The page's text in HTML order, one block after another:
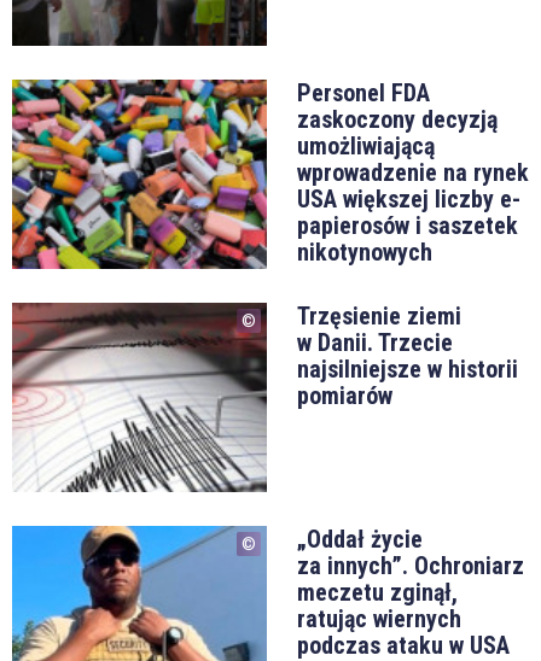
Personel FDA
zaskoczony decyzją
umożliwiającą
wprowadzenie na rynek
USA większej liczby e-
papierosów i saszetek
nikotynowych
Trzęsienie ziemi
w Danii. Trzecie
najsilniejsze w historii
pomiarów
„Oddał życie
za innych”. Ochroniarz
meczetu zginął,
ratując wiernych
podczas ataku w USA